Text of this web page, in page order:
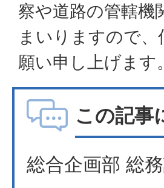
察や道路の管轄機
まいりますので
願い申し上げます。
この記事
総合企画部 総